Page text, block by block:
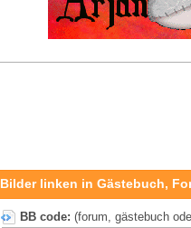
Bilder linken in Gästebuch,
BB code: (forum, gästebuch